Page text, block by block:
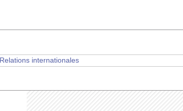
Relations internationales